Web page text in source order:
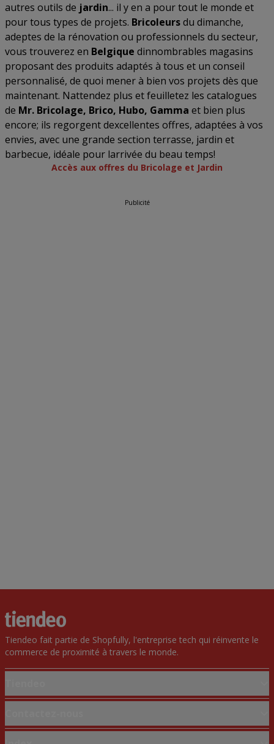
autres outils de jardin... il y en a pour tout le monde et
pour tous types de projets. Bricoleursdu dimanche,
adeptes de la rénovation ou professionnels du secteur,
vous trouverez en Belgique dinnombrables magasins
proposant des produits adaptés à tous et un conseil
personnalisé, de quoi mener à bien vos projets dès que
maintenant. Nattendez plus et feuilletez les catalogues
de Mr. Bricolage, Brico, Hubo, Gamma et bien plus
encore; ils regorgent dexcellentes offres, adaptées à vos
envies, avec une grande section terrasse, jardin et
barbecue, idéale pour larrivée du beau temps!
Accès aux offres du Bricolage et Jardin
Publicité
Tiendeo fait partie de Shopfully, l'entreprise tech qui réinvente le
commerce de proximité à travers le monde.
Solutions professionnelles